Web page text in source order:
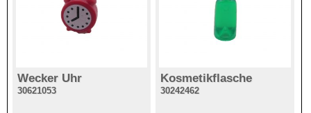
Wecker Uhr
30621053
Kosmetikflasche
30242462